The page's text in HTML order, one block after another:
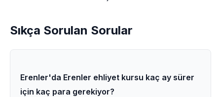
Sıkça Sorulan Sorular
Erenler'da Erenler ehliyet kursu kaç ay sürer
için kaç para gerekiyor?